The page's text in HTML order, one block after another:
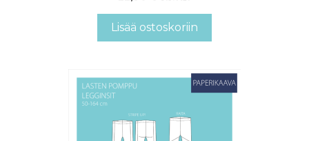
Lisää ostoskoriin